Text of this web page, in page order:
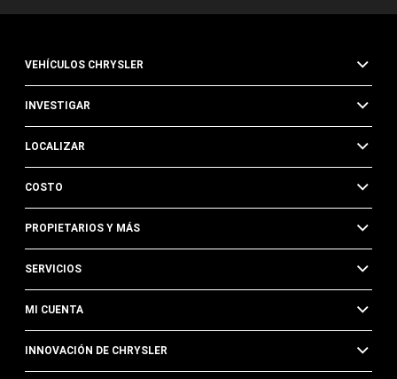
VEHÍCULOS CHRYSLER
INVESTIGAR
LOCALIZAR
COSTO
PROPIETARIOS Y MÁS
SERVICIOS
MI CUENTA
INNOVACIÓN DE CHRYSLER